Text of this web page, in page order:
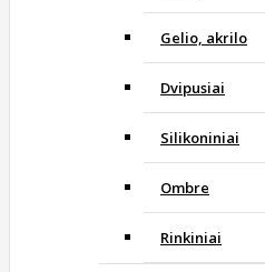
Gelio, akrilo
Dvipusiai
Silikoniniai
Ombre
Rinkiniai